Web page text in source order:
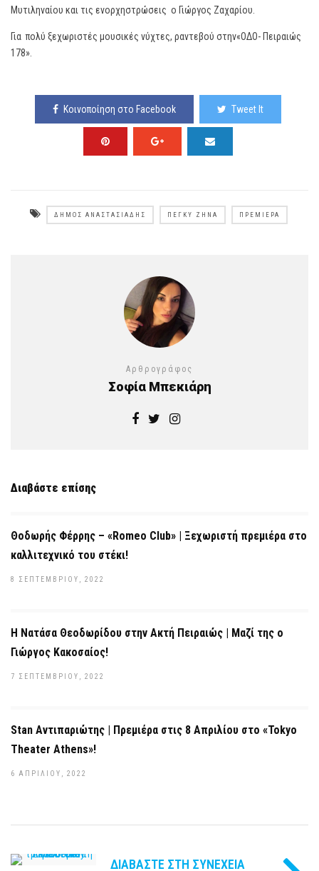
Μυτιληναίου και τις ενορχηστρώσεις ο Γιώργος Ζαχαρίου.
Για πολύ ξεχωριστές μουσικές νύχτες, ραντεβού στην«ΟΔΟ- Πειραιώς
178».
Κοινοποίηση στο Facebook Tweet It
ΔΉΜΟΣ ΑΝΑΣΤΑΣΙΆΔΗΣ ΠΈΓΚΥ ΖΉΝΑ ΠΡΕΜΙΈΡΑ
Αρθρογράφος
Σοφία Μπεκιάρη
Διαβάστε επίσης
Θοδωρής Φέρρης – «Romeo Club» | Ξεχωριστή πρεμιέρα στο
καλλιτεχνικό του στέκι!
8 ΣΕΠΤΕΜΒΡΊΟΥ, 2022
Η Νατάσα Θεοδωρίδου στην Ακτή Πειραιώς | Μαζί της ο
Γιώργος Κακοσαίος!
7 ΣΕΠΤΕΜΒΡΊΟΥ, 2022
Stan Αντιπαριώτης | Πρεμιέρα στις 8 Απριλίου στο «Tokyo
Theater Athens»!
6 ΑΠΡΙΛΊΟΥ, 2022
ΔΙΑΒΆΣΤΕ ΣΤΗ ΣΥΝΈΧΕΙΑ